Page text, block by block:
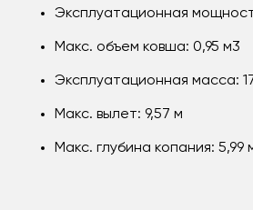
Эксплуатационная
Макс. объем ковша: 0,95 м3
Эксплуатационная масса:
Макс. вылет: 9,57 м
Макс. глубина копания: 5,99